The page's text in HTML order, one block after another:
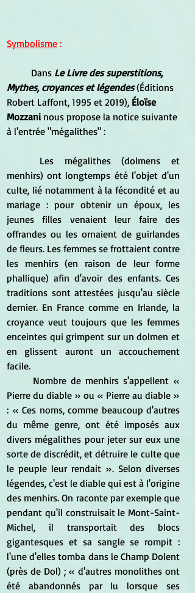
Symbolisme :
	Dans
Le Livre des superstitions,
Mythes, croyances et légendes (Éditions
Robert Laffont, 1995 et 2019), Éloïse
Mozzani nous propose la notice suivante
à l'entrée "mégalithes" :
menhirs) ont longtemps été l'objet d'un
culte, lié notamment à la fécondité et au
mariage : pour obtenir un époux, les
jeunes filles venaient leur faire des
offrandes ou les ornaient de guirlandes
de fleurs. Les femmes se frottaient contre
les menhirs (en raison de leur forme
phallique) afin d'avoir des enfants. Ces
traditions sont attestées jusqu'au siècle
dernier. En France comme en Irlande, la
croyance veut toujours que les femmes
enceintes qui grimpent sur un dolmen et
en glissent auront un accouchement
facile.
Pierre du diable » ou « Pierre au diable »
: « Ces noms, comme beaucoup d'autres
du même genre, ont été imposés aux
divers mégalithes pour jeter sur eux une
sorte de discrédit, et détruire le culte que
le peuple leur rendait ». Selon diverses
légendes, c'est le diable qui est à l'origine
des menhirs. On raconte par exemple que
pendant qu'il construisait le Mont-Saint-
Michel, il transportait des blocs
gigantesques et sa sangle se rompit :
l'une d'elles tomba dans le Champ Dolent
(près de Dol) ; « d'autres monolithes ont
été abandonnés par lu lorsque ses